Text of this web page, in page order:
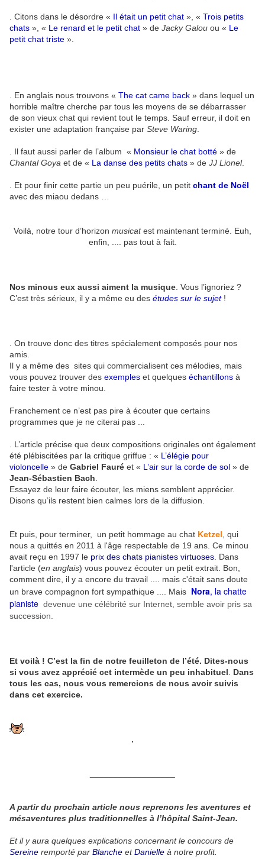
. Citons dans le désordre « Il était un petit chat », « Trois petits
chats », « Le renard et le petit chat » de Jacky Galou ou « Le
petit chat triste ».
. En anglais nous trouvons « The cat came back » dans lequel un
horrible maître cherche par tous les moyens de se débarrasser
de son vieux chat qui revient tout le temps. Sauf erreur, il doit en
exister une adaptation française par Steve Waring
. Il faut aussi parler de l’album « Monsieur le chat botté » de
Chantal Goya et de « La danse des petits chats » de JJ Lionel.
. Et pour finir cette partie un peu puérile, un petit chant de Noël
avec des miaou dedans …
Voilà, notre tour d’horizon musicatest maintenant terminé. Euh,
enfin, .... pas tout à fait.
Nos minous eux aussi aiment la musique . Vous l’ignoriez ?
C’est très sérieux, il y a même eu des études sur le sujet!
. On trouve donc des titres spécialement composés pour nos
amis.
Il y a même des sites qui commercialisent ces mélodies, mais
vous pouvez trouver des exemples et quelques échantillons à
faire tester à votre minou.
Franchement ce n’est pas pire à écouter que certains
programmes que je ne citerai pas ...
. L’article précise que deux compositions originales ont également
été plébiscitées par la critique griffue : « L’élégie pour
violoncelle » de Gabriel Fauré et « L’air sur la corde de sol » de
Jean-Sébastien Bach
Essayez de leur faire écouter, les miens semblent apprécier.
Disons qu’ils restent bien calmes lors de la diffusion.
Et puis, pour terminer, un petit hommage au chat Ketzel , qui
nous a quittés en 2011 à l'âge respectable de 19 ans. Ce minou
avait reçu en 1997 le prix des chats pianistes virtuoses . Dans
l'article (en anglais) vous pouvez écouter un petit extrait. Bon,
comment dire, il y a encore du travail .... mais c'était sans doute
un brave compagnon fort sympathique .... Mais Nora, la chatte
pianiste devenue une célébrité sur Internet, semble avoir pris sa
succession.
Et voilà ! C’est la fin de notre feuilleton de l’été. Dites-nous
si vous avez apprécié cet intermède un peu inhabituel
Dans
tous les cas, nous vous remercions de nous avoir suivis
dans cet exercice.
.
A partir du prochain article nous reprenons les aventures et
mésaventures plus traditionnelles à l’hôpital Saint-Jean.
Et il y aura quelques explications concernant le concours de
Sereine remporté par Blanche etDanielle à notre profit.